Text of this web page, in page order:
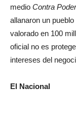
medio Contra
allanaron un
valorado en 100
oficial no es
intereses del
El Nacional